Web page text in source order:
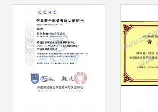
生产信息系统集成
中的应用与价值